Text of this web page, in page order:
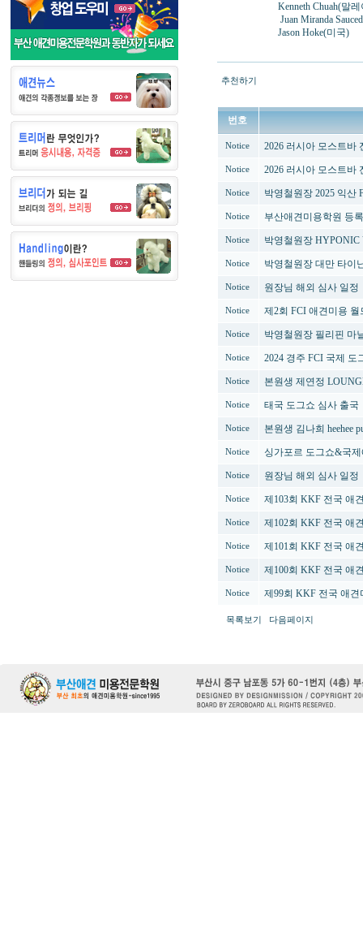
Kenneth Chuah(말레
Juan Miranda
Jason Hoke(미국)
추천하기
번호
Notice 2026 러시아 모스트바
Notice 2026 러시아 모스트바
Notice 박영철원장 2025 익산
Notice 부산애견미용학원 등
Notice 박영철원장
Notice 박영철원장 대만 타이
Notice 원장님 해외 심사 일정
Notice 제2회 FCI 애견미용
Notice 박영철원장 필리핀 마
Notice 2024 경주 FCI 국제 도
Notice 본원생 제연정
Notice 태국 도그쇼 심사 출국
Notice 본원생 김나희 heehee
Notice 싱가포르 도그쇼&국
Notice 원장님 해외 심사 일정
Notice 제103회 KKF 전국 애
Notice 제102회 KKF 전국 애
Notice 제101회 KKF 전국 애
Notice 제100회 KKF 전국 애
Notice 제99회 KKF 전국 애
목록보기 다음페이지